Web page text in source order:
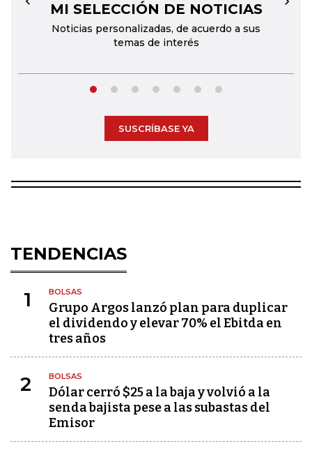
MI SELECCIÓN DE NOTICIAS
Noticias personalizadas, de acuerdo a sus
temas de interés
← →
SUSCRÍBASE YA
TENDENCIAS
1 BOLSAS
Grupo Argos lanzó plan para duplicar
el dividendo y elevar 70% el Ebitda en
tres años
2 BOLSAS
Dólar cerró $25 a la baja y volvió a la
senda bajista pese a las subastas del
Emisor